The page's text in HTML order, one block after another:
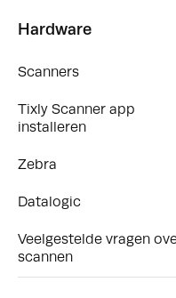
Hardware
Scanners
Tixly Scanner app
installeren
Zebra
Datalogic
Veelgestelde vragen
scannen